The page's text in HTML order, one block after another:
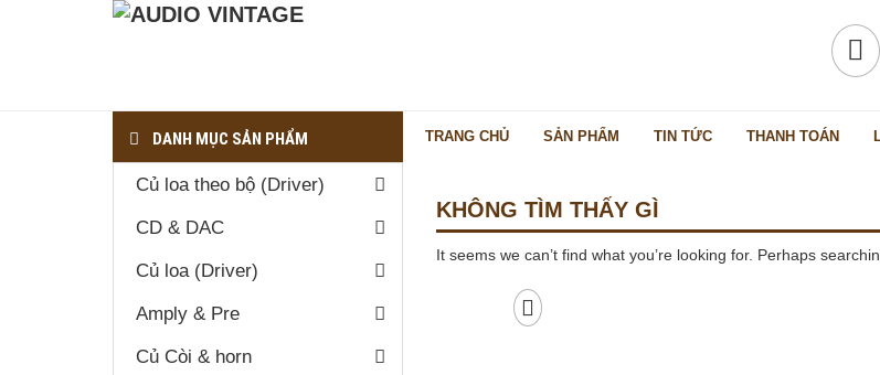
DANH MỤC SẢN PHẨM
Củ loa theo bộ (Driver)
CD & DAC
Củ loa (Driver)
Amply & Pre
Củ Còi & horn
TRANG CHỦ SẢN PHẨM TIN TỨC THANH TOÁN
KHÔNG TÌM THẤY GÌ
It seems we can’t find what you’re looking for. Perhaps
Vinh, Phường Tân Thới hòa, Quận
Tân Phú, TP.HCM ( Ngay Góc công
viên Hẻm 28 Lương Thế Vinh)
090.812.1264